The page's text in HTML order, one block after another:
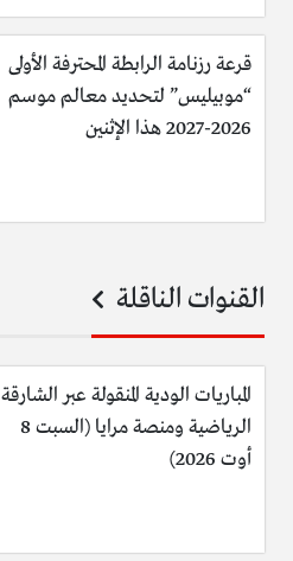
قرعة رزنامة الرابطة المحترفة الأولى
“موبيليس” لتحديد معالم موسم
2026-2027 هذا الإثنين
القنوات الناقلة
المباريات الودية المنقولة عبر الشارقة
الرياضية ومنصة مرايا (السبت 8
أوت 2026)